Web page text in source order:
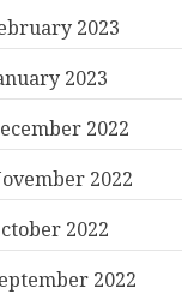
2023
2023
2022
2022
2022
2022